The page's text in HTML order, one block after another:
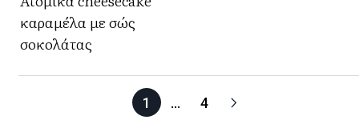
καραμέλα με σώς
σοκολάτας
1 … 4